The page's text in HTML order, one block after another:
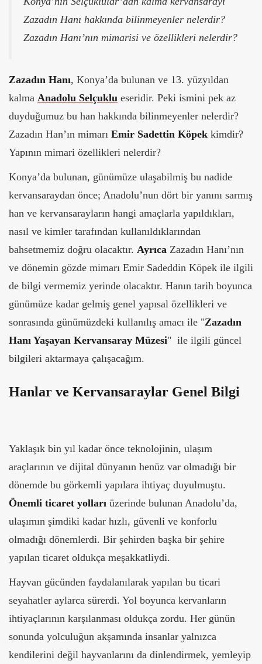
Zazadın Hanı hakkında bilinmeyenler nelerdir?
Zazadın Hanı’nın mimarisi ve özellikleri nelerdir?
Zazadın Hanı, Konya’da bulunan ve 13. yüzyıldan
kalma Anadolu Selçuklu eseridir. Peki ismini pek az
duyduğumuz bu han hakkında bilinmeyenler nelerdir?
Zazadın Han’ın mimarı Emir Sadettin Köpek kimdir?
Yapının mimari özellikleri nelerdir?
Konya’da bulunan, günümüze ulaşabilmiş bu nadide
kervansaraydan önce; Anadolu’nun dört bir yanını sarmış
han ve kervansarayların hangi amaçlarla yapıldıkları,
nasıl ve kimler tarafından kullanıldıklarından
bahsetmemiz doğru olacaktır. Ayrıca Zazadın Hanı’nın
ve dönemin gözde mimarı Emir Sadeddin Köpek ile ilgili
de bilgi vermemiz yerinde olacaktır. Hanın tarih boyunca
günümüze kadar gelmiş genel yapısal özellikleri ve
sonrasında günümüzdeki kullanılış amacı ile "Zazadın
Hanı Yaşayan Kervansaray Müzesi" ile ilgili güncel
bilgileri aktarmaya çalışacağım.
Hanlar ve Kervansaraylar Genel Bilgi
Yaklaşık bin yıl kadar önce teknolojinin, ulaşım
araçlarının ve dijital dünyanın henüz var olmadığı bir
dönemde bu görkemli yapılara ihtiyaç duyulmuştu.
Önemli ticaret yolları üzerinde bulunan Anadolu’da,
ulaşımın şimdiki kadar hızlı, güvenli ve konforlu
olmadığı dönemlerdi. Bir şehirden başka bir şehire
yapılan ticaret oldukça meşakkatliydi.
Hayvan gücünden faydalanılarak yapılan bu ticari
seyahatler aylarca sürerdi. Yol boyunca kervanların
ihtiyaçlarının karşılanması oldukça zordu. Her günün
sonunda yolculuğun akşamında insanlar yalnızca
kendilerini değil hayvanlarını da dinlendirmek, yemleyip